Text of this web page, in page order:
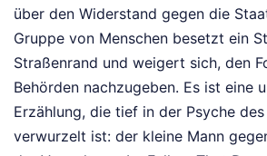
über den Widerstand gegen die
Gruppe von Menschen besetzt ein
Straßenrand und weigert sich, den
Behörden nachzugeben. Es ist eine
Erzählung, die tief in der Psyche
verwurzelt ist: der kleine Mann